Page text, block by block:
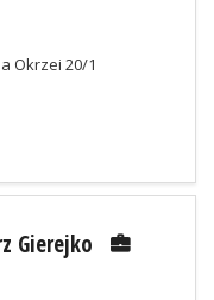
Okrzei 20/1
Gierejko